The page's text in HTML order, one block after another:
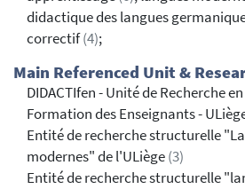
didactique des langues
correctif(4);
Main Referenced Unit &
DIDACTIfen - Unité de Recherche
Formation des Enseignants -
Entité de recherche structurelle
modernes" de l'ULiège(3)
Entité de recherche structurelle